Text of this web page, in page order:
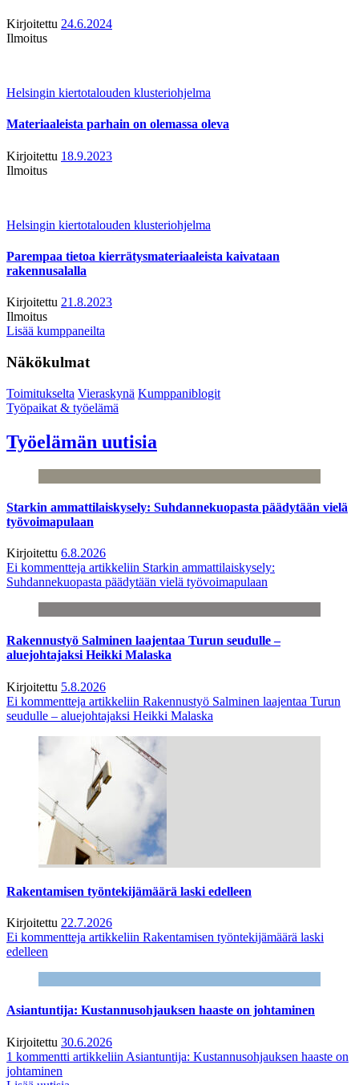
Kirjoitettu 24.6.2024
Ilmoitus
Helsingin kiertotalouden klusteriohjelma
Materiaaleista parhain on olemassa oleva
Kirjoitettu 18.9.2023
Ilmoitus
Helsingin kiertotalouden klusteriohjelma
Parempaa tietoa kierrätysmateriaaleista kaivataan
rakennusalalla
Kirjoitettu 21.8.2023
Ilmoitus
Lisää kumppaneilta
Näkökulmat
Toimitukselta Vieraskynä Kumppaniblogit
Työpaikat & työelämä
Työelämän uutisia
Starkin ammattilaiskysely: Suhdannekuopasta päädytään vielä
työvoimapulaan
Kirjoitettu 6.8.2026
Ei kommentteja artikkeliin Starkin ammattilaiskysely:
Suhdannekuopasta päädytään vielä työvoimapulaan
Rakennustyö Salminen laajentaa Turun seudulle –
aluejohtajaksi Heikki Malaska
Kirjoitettu 5.8.2026
Ei kommentteja artikkeliin Rakennustyö Salminen laajentaa Turun
seudulle – aluejohtajaksi Heikki Malaska
Rakentamisen työntekijämäärä laski edelleen
Kirjoitettu 22.7.2026
Ei kommentteja artikkeliin Rakentamisen työntekijämäärä laski
edelleen
Asiantuntija: Kustannusohjauksen haaste on johtaminen
Kirjoitettu 30.6.2026
1 kommentti artikkeliin Asiantuntija: Kustannusohjauksen haaste on
johtaminen